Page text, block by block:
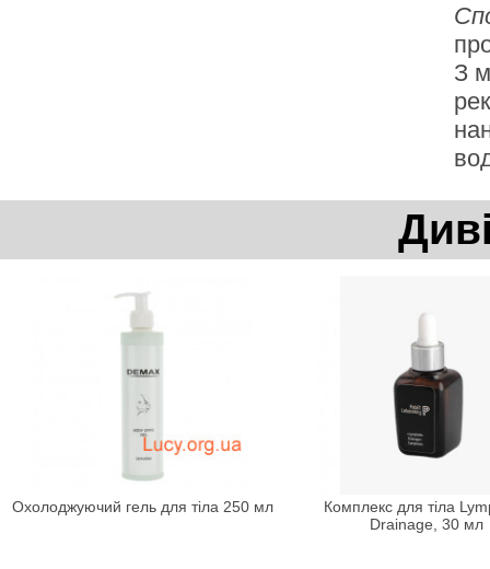
З
Охолоджуючий гель для тіла 250 мл
Комплекс для тіла
Drainage, 30 мл